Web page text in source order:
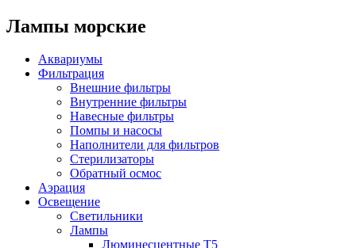
Лампы морские
Аквариумы
Фильтрация
Внешние фильтры
Внутренние фильтры
Навесные фильтры
Помпы и насосы
Наполнители для фильтров
Стерилизаторы
Обратный осмос
Аэрация
Освещение
Светильники
Лампы
Люминесцентные T5